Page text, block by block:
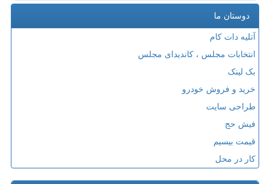
دوستان ما
آتلیه دات کام
انتخابات مجلس ، کاندیدای مجلس
بک لینک
خرید و فروش خودرو
طراحی سایت
فیش حج
قیمت بیسیم
کار در محل